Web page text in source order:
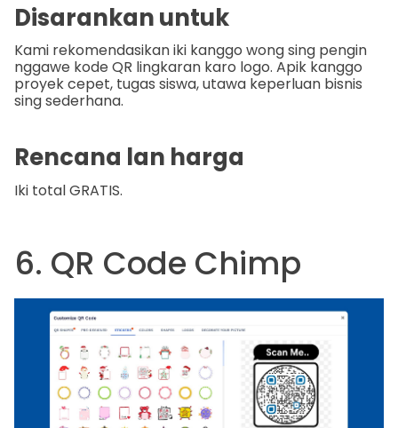
Disarankan untuk
Kami rekomendasikan iki kanggo wong sing pengin
nggawe kode QR lingkaran karo logo. Apik kanggo
proyek cepet, tugas siswa, utawa keperluan bisnis
sing sederhana.
Rencana lan harga
Iki total GRATIS.
6. QR Code Chimp